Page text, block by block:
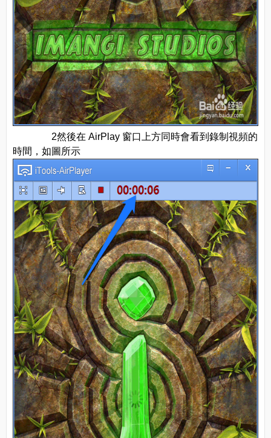
2然後在 AirPlay 窗口上方同時會看到錄制視頻的
時間，如圖所示